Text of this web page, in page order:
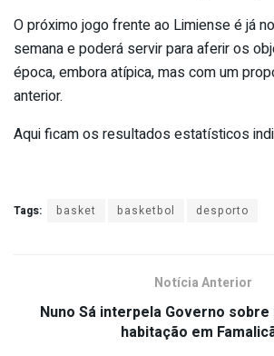
O próximo jogo frente ao Limiense é já
semana e poderá servir para aferir os
época, embora atípica, mas com um
anterior.
Aqui ficam os resultados estatísticos
Tags: basket basketbol desporto
Notícia Anterior
Nuno Sá interpela Governo
habitação em